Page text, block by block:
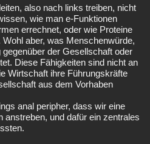
also nach links treiben, nicht
wie man e-Funktionen
errechnet, oder wie Proteine
aber, was Menschenwürde,
der Gesellschaft oder
Diese Fähigkeiten sind nicht an
Wirtschaft ihre Führungskräfte
aus dem Vorhaben
anal peripher, dass wir eine
anstreben, und dafür ein zentrales